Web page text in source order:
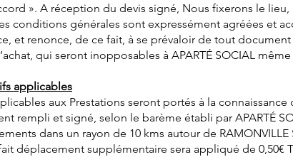
». A réception du devis signé, Nous fixerons le
conditions générales sont expressément agréées et
et renonce, de ce fait, à se prévaloir de tout
qui seront inopposables à APARTÉ SOCIAL
applicables
aux Prestations seront portés à la
rempli et signé, selon le barème établi par APARTÉ
dans un rayon de 10 kms autour de
déplacement supplémentaire sera appliqué de 0,50€